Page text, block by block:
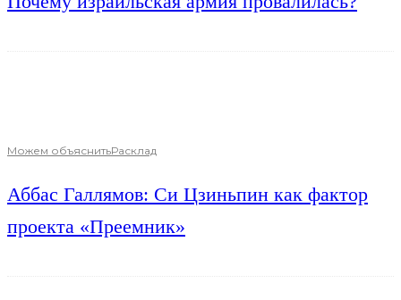
Можем объяснитьРасклад
Аббас Галлямов: Си Цзиньпин как фактор
проекта «Преемник»